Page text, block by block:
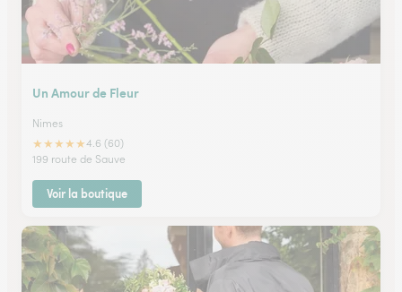
Un Amour de Fleur
Nimes
★★★★★4.6 (60)
199 route de Sauve
Voir la boutique